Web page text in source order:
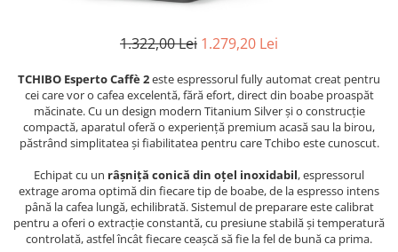
1.322,00 Lei 1.279,20 Lei
TCHIBO Esperto Caffè 2este espressorul fully automat creat pentru
cei care vor o cafea excelentă, fără efort, direct din boabe proaspăt
măcinate. Cu un design modern Titanium Silver și o construcție
compactă, aparatul oferă o experiență premium acasă sau la birou,
păstrând simplitatea și fiabilitatea pentru care Tchibo este cunoscut.
Echipat cu un râșniță conică din oțel inoxidabil, espressorul
extrage aroma optimă din fiecare tip de boabe, de la espresso intens
până la cafea lungă, echilibrată. Sistemul de preparare este calibrat
pentru a oferi o extracție constantă, cu presiune stabilă și temperatură
controlată, astfel încât fiecare ceașcă să fie la fel de bună ca prima.